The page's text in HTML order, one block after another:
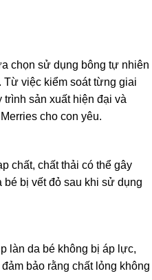
chọn sử dụng bông tự nhiên
Từ việc kiểm soát từng giai
sản xuất hiện đại và
cho con yêu.
chất, chất thải có thể gây
bé bị vết đỏ sau khi sử dụng
làn da bé không bị áp lực,
bảo rằng chất lỏng không